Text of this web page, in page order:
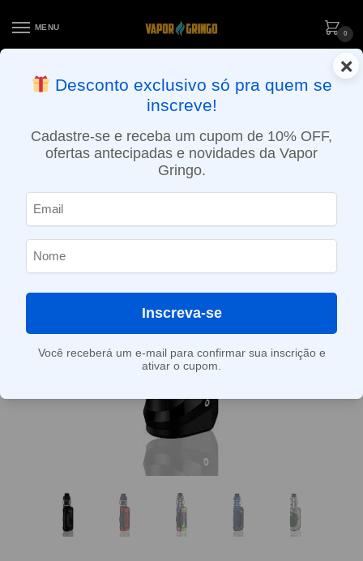
MENU
0
ENTREGA NO MESMO DIA EM SÃO PAULO (SEG A SEX): PEDIDOS
APROVADOS ATÉ 15:30 VIA MOTOBOY
×
Desconto exclusivo só pra quem se
inscreve!
Cadastre-se e receba um cupom de 10% OFF,
ofertas antecipadas e novidades da Vapor
Gringo.
Inscreva-se
Você receberá um e-mail para confirmar sua inscrição e
ativar o cupom.